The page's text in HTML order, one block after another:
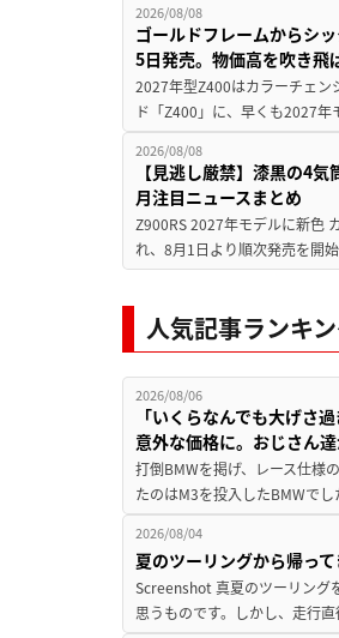
2026/08/08
ゴールドフレームからシ
5日発売。物価高を吹き飛
2027年型Z400はカラーチェン
ド「Z400」に、早くも2027
2026/08/08
【見逃し厳禁】漆黒の4
月注目ニュースまとめ
Z900RS 2027年モデルに新色
れ、8月1日より順次発売を開
人気記事ランキ
2026/08/06
「いくらなんでも大げ
意外な価格に。おじさん
打倒BMWを掲げ、レース仕様
たのはM3を投入したBMWで
2026/08/04
夏のツーリングから帰っ
Screenshot 真夏のツーリング
思うものです。しかし、走行